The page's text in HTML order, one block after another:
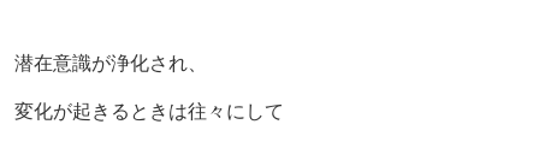
潜在意識が浄化され、
変化が起きるときは往々にして